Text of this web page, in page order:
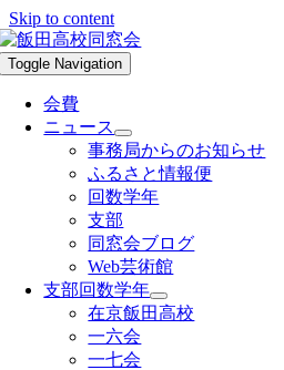
Skip to content
Toggle Navigation
会費
ニュース
事務局からのお知らせ
ふるさと情報便
回数学年
支部
同窓会ブログ
Web芸術館
支部回数学年
在京飯田高校
一六会
一七会